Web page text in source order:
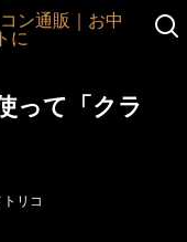
って「クラ
リコ